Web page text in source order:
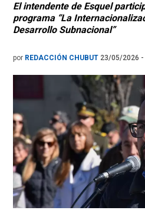
El intendente de Esquel
programa “La
Desarrollo Subnacional”
por REDACCIÓN CHUBUT 23/05/2026 -